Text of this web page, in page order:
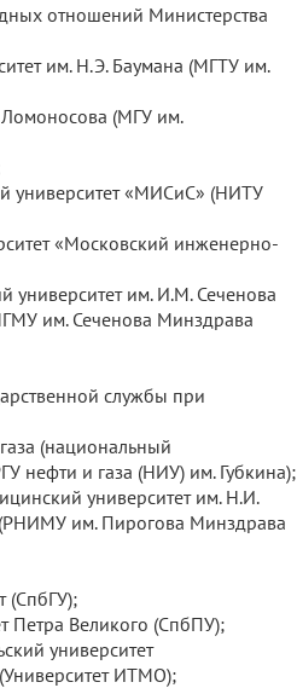
отношений Министерства
им. Н.Э. Баумана (МГТУ им.
Ломоносова (МГУ им.
университет «МИСиС» (НИТУ
«Московский инженерно-
университет им. И.М. Сеченова
им. Сеченова Минздрава
службы при
(национальный
нефти и газа (НИУ) им. Губкина);
университет им. Н.И.
им. Пирогова Минздрава
(СпбГУ);
Петра Великого (СпбПУ);
университет
ИТМО);